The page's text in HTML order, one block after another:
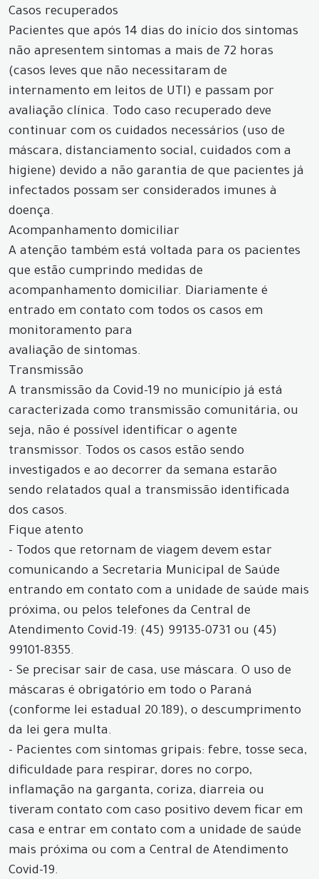
Casos recuperados
Pacientes que após 14 dias do início dos sintomas
não apresentem sintomas a mais de 72 horas
(casos leves que não necessitaram de
internamento em leitos de UTI) e passam por
avaliação clínica. Todo caso recuperado deve
continuar com os cuidados necessários (uso de
máscara, distanciamento social, cuidados com a
higiene) devido a não garantia de que pacientes já
infectados possam ser considerados imunes à
doença.
Acompanhamento domiciliar
A atenção também está voltada para os pacientes
que estão cumprindo medidas de
acompanhamento domiciliar. Diariamente é
entrado em contato com todos os casos em
monitoramento para
avaliação de sintomas.
Transmissão
A transmissão da Covid-19 no município já está
caracterizada como transmissão comunitária, ou
seja, não é possível identificar o agente
transmissor. Todos os casos estão sendo
investigados e ao decorrer da semana estarão
sendo relatados qual a transmissão identificada
dos casos.
Fique atento
- Todos que retornam de viagem devem estar
comunicando a Secretaria Municipal de Saúde
entrando em contato com a unidade de saúde mais
próxima, ou pelos telefones da Central de
Atendimento Covid-19: (45) 99135-0731 ou (45)
99101-8355.
- Se precisar sair de casa, use máscara. O uso de
máscaras é obrigatório em todo o Paraná
(conforme lei estadual 20.189), o descumprimento
da lei gera multa.
- Pacientes com sintomas gripais: febre, tosse seca,
dificuldade para respirar, dores no corpo,
inflamação na garganta, coriza, diarreia ou
tiveram contato com caso positivo devem ficar em
casa e entrar em contato com a unidade de saúde
mais próxima ou com a Central de Atendimento
Covid-19.